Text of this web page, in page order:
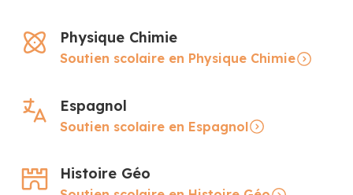
Physique Chimie
Soutien scolaire en Physique Chimie
Espagnol
Soutien scolaire en Espagnol
Histoire Géo